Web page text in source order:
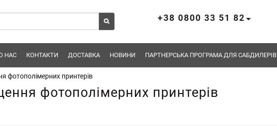
+38 0800 33 51 82
НАС КОНТАКТИ ДОСТАВКА НОВИНИ ПАРТНЕРСЬКА ПРОГРАМА ДЛЯ САБДИЛЕРІВ
фотополімерних принтерів
фотополімерних принтерів